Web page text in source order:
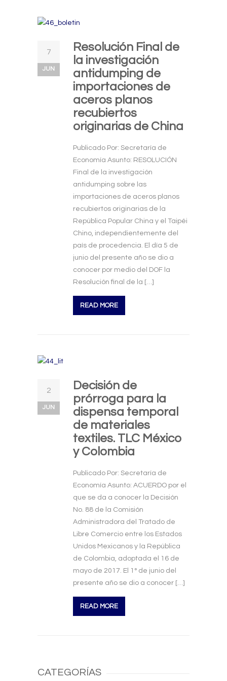
7
JUN
Resolución Final de
la investigación
antidumping de
importaciones de
aceros planos
recubiertos
originarias de China
Publicado Por: Secretaría de
Economía Asunto: RESOLUCIÓN
Final de la investigación
antidumping sobre las
importaciones de aceros planos
recubiertos originarias de la
República Popular China y el Taipéi
Chino, independientemente del
país de procedencia. El día 5 de
junio del presente año se dio a
conocer por medio del DOF la
Resolución final de la […]
READ MORE
2
JUN
Decisión de
prórroga para la
dispensa temporal
de materiales
textiles. TLC México
y Colombia
Publicado Por: Secretaría de
Economía Asunto: ACUERDO por el
que se da a conocer la Decisión
No. 88 de la Comisión
Administradora del Tratado de
Libre Comercio entre los Estados
Unidos Mexicanos y la República
de Colombia, adoptada el 16 de
mayo de 2017. El 1° de junio del
presente año se dio a conocer […]
READ MORE
CATEGORÍAS